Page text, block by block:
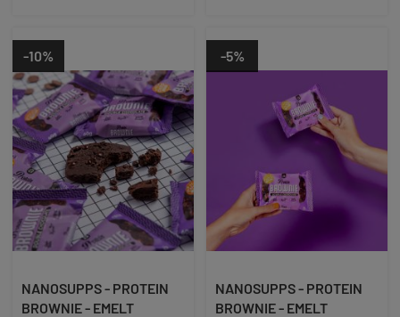
-10%
NANOSUPPS - PROTEIN
BROWNIE - EMELT
-5%
NANOSUPPS - PROTEIN
BROWNIE - EMELT